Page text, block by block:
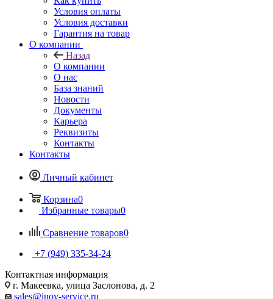
Условия оплаты
Условия доставки
Гарантия на товар
О компании
Назад
О компании
О нас
База знаний
Новости
Документы
Карьера
Реквизиты
Контакты
Контакты
Личный кабинет
Корзина0
Избранные товары0
Сравнение товаров0
+7 (949) 335-34-24
Контактная информация
г. Макеевка, улица Заслонова, д. 2
sales@inov-service.ru